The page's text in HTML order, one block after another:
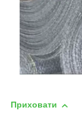
Приховати